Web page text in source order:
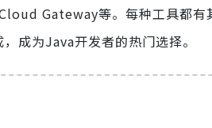
Gateway等。每种工具都有
成为Java开发者的热门选择。